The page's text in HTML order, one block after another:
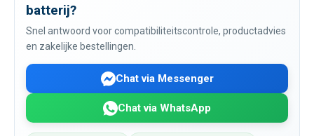
batterij?
Snel antwoord voor compatibiliteitscontrole, productadvies
en zakelijke bestellingen.
Chat via Messenger
Chat via WhatsApp